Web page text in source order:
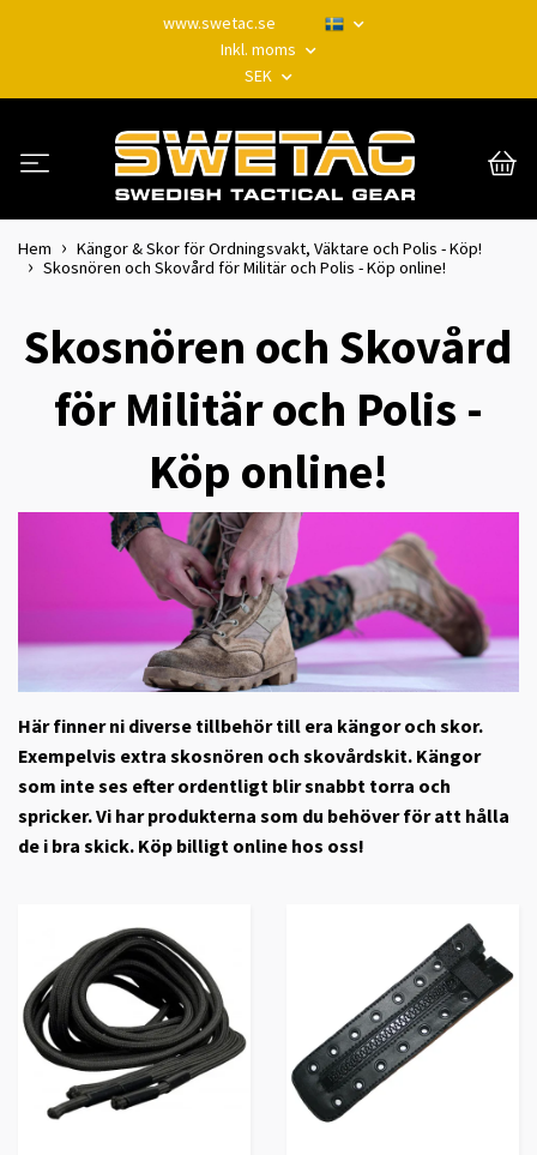
www.swetac.se
Inkl. moms
SEK
Hem
Kängor & Skor för Ordningsvakt, Väktare och Polis - Köp!
Skosnören och Skovård för Militär och Polis - Köp online!
Skosnören och Skovård
för Militär och Polis -
Köp online!
Här finner ni diverse tillbehör till era kängor och skor.
Exempelvis extra skosnören och skovårdskit. Kängor
som inte ses efter ordentligt blir snabbt torra och
spricker. Vi har produkterna som du behöver för att hålla
de i bra skick. Köp billigt online hos oss!